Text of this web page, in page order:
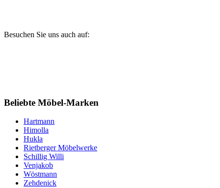
Besuchen Sie uns auch auf:
Beliebte Möbel-Marken
Hartmann
Himolla
Hukla
Rietberger Möbelwerke
Schillig Willi
Venjakob
Wöstmann
Zehdenick